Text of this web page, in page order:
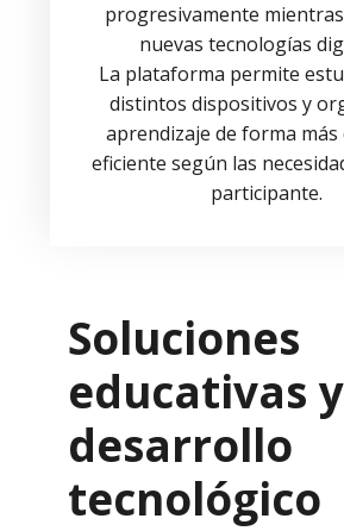
progresivamente
nuevas tecnologías
La plataforma permite
distintos dispositivos y
aprendizaje de forma más
eficiente según las
participante.
Soluciones
educativas y
desarrollo
tecnológico